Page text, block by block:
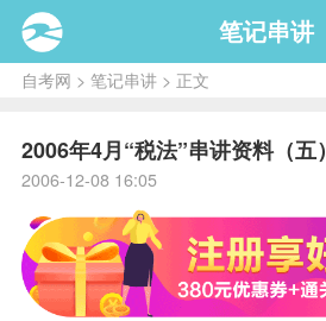
笔记串讲
自考网 > 笔记串讲> 正文
2006年4月“税法”串讲资料（五）
2006-12-08 16:05